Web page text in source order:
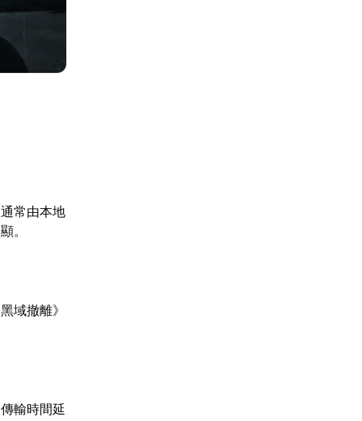
常由本地
。
域撤離》
輸時間延